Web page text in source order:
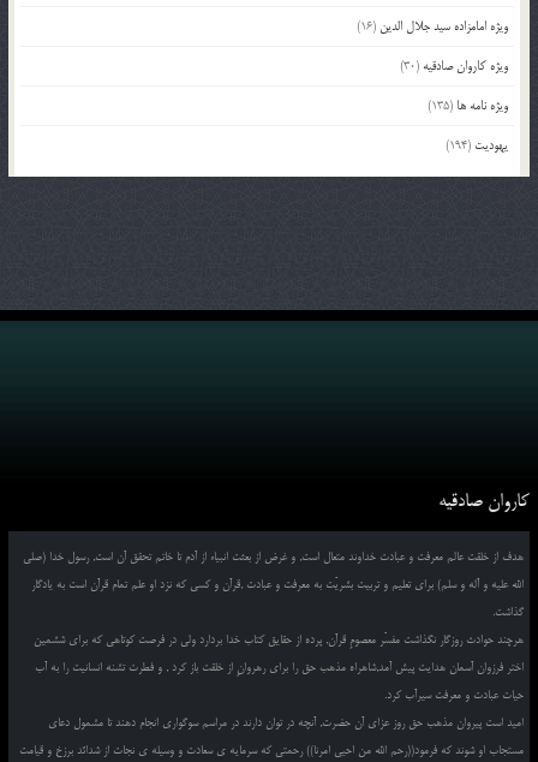
ویژه امامزاده سید جلال الدین (16)
ویژه کاروان صادقیه (30)
ویژه نامه ها (135)
یهودیت (194)
کاروان صادقیه
هدف از خلقت عالم معرفت و عبادت خداوند متعال است, و غرض از بعثت انبیاء از آدم تا خاتم تحقق آن است, رسول خدا (صلی
الله علیه و آله و سلم) برای تعلیم و تربیت بشریّت به معرفت و عبادت ,قرآن و کسی که نزد او علم تمام قرآن است به یادگار
گذاشت.
هرچند حوادث روزگار نگذاشت مفسّر معصومِ قرآن, پرده از حقایق کتاب خدا بردارد ولی در فرصت کوتاهی که برای ششمین
اختر فرزوان آسمان هدایت پیش آمد,شاهراه مذهب حق را برای رهروانِ از خلقت باز کرد , و فطرت تشنه انسانیت را به آب
حیات عبادت و معرفت سیرآب کرد.
امید است پیروان مذهب حق روز عزای آن حضرت, آنچه در توان دارند در مراسم سوگواری انجام دهند تا مشمول دعای
مستجاب او شوند که فرمود((رحم الله من احیی امرنا)) رحمتی که سرمایه ی سعادت و وسیله ی نجات از شدائد برزخ و قیامت